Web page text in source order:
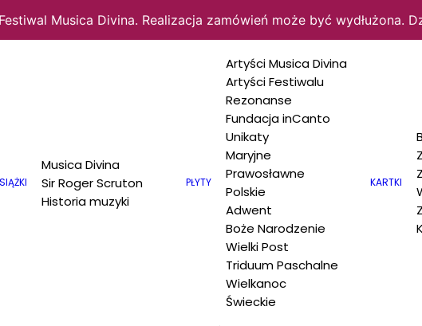
Musica Divina. Realizacja zamówień może być wydłużona.
Musica Divina
Sir Roger Scruton
Historia muzyki
PŁYTY
Artyści Musica Divina
Artyści Festiwalu
Rezonanse
Fundacja inCanto
Unikaty
Maryjne
Prawosławne
Polskie
Adwent
Boże Narodzenie
Wielki Post
Triduum Paschalne
Wielkanoc
Świeckie
KARTKI